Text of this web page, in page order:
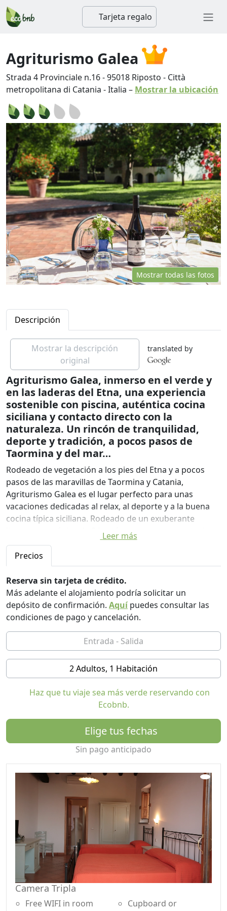
Tarjeta regalo
Agriturismo Galea
Strada 4 Provinciale n.16-95018 Riposto - Città
metropolitana di Catania -Italia – Mostrar la ubicación
Mostrar todas las fotos
Descripción
Mostrar la descripción
original
translated by
Agriturismo Galea, inmerso en el verde y
en las laderas del Etna, una experiencia
sostenible con piscina, auténtica cocina
siciliana y contacto directo con la
naturaleza. Un rincón de tranquilidad,
deporte y tradición, a pocos pasos de
Taormina y del mar…
Rodeado de vegetación a los pies del Etna y a pocos
pasos de las maravillas de Taormina y Catania,
Agriturismo Galea es el lugar perfecto para unas
vacaciones dedicadas al relax, al deporte y a la buena
cocina típica siciliana. Rodeado de un exuberante
limonero orgánico de 9 hectáreas, nuestro agroturismo
ofrece una experiencia auténtica en armonía con la
naturaleza y la tradición local.
La estructura, nacida de la sabia reestructuración de
antiguas casas rurales, dispone de 11 acogedoras
habitaciones, todas con entrada independiente y baño
privado, situadas cerca de la piscina y del restaurante.
Podrás elegir entre alojamiento y desayuno o media
pensión, para una estancia adaptada a tus necesidades.
Cada habitación ha sido diseñada para ofrecer el
máximo confort, manteniendo la arquitectura original
de las granjas sicilianas y respetando la autenticidad del
territorio. Las habitaciones disponen de aire
acondicionado y conexión WiFi gratuita, para garantizar
una estancia relajante sin renunciar a la modernidad.
El corazón de la casa rural es nuestra piscina al aire
libre, equipada con tumbonas y tumbonas para
momentos de pura relajación bajo el sol siciliano. Para
un descanso refrescante, nuestro quiosco junto a la
piscina ofrece bebidas y brunchs ligeros para disfrutar
inmerso en la tranquilidad del campo.
Nuestro restaurante ofrece platos tradicionales
sicilianos preparados con ingredientes frescos y
locales, acompañados de los mejores vinos del Etna.
Una auténtica experiencia gastronómica para descubrir
los sabores genuinos de nuestra tierra.
Gracias a su posición estratégica en el pueblo de
Riposto, Agriturismo Galea es el punto de partida ideal
Leer más
Precios
Reserva sin tarjeta de crédito.
Más adelante el alojamiento podría solicitar un
depósito de confirmación. Aquípuedes consultar las
condiciones de pago y cancelación.
2 Adultos, 1 Habitación
Haz que tu viaje sea más verde reservando con
Ecobnb.
Elige tus fechas
Sin pago anticipado
Camera Tripla
Free WIFI in room
Cupboard or